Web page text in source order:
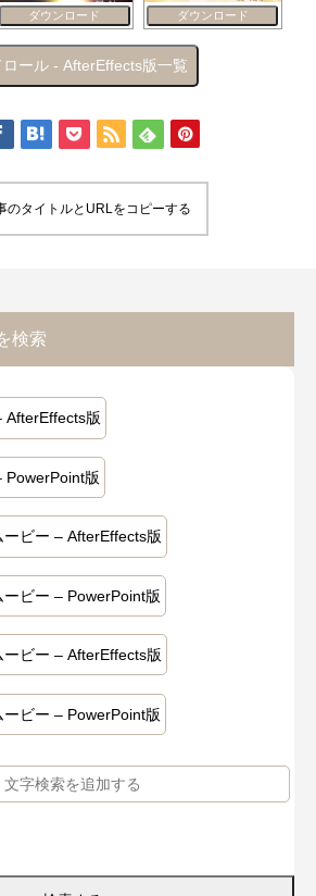
ダウンロード ダウンロード
ロール - AfterEffects版一覧
のタイトルとURLをコピーする
検索
AfterEffects版
PowerPoint版
ビー – AfterEffects版
ビー – PowerPoint版
ビー – AfterEffects版
ビー – PowerPoint版